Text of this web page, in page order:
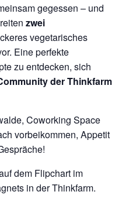
gegessen – und
zwei
vegetarisches
Eine perfekte
zu entdecken, sich
der Thinkfarm
Coworking Space
vorbeikommen, Appetit
dem Flipchart im
in der Thinkfarm.